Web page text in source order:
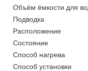
Объём ёмкости для
Подводка
Расположение
Состояние
Способ нагрева
Способ установки